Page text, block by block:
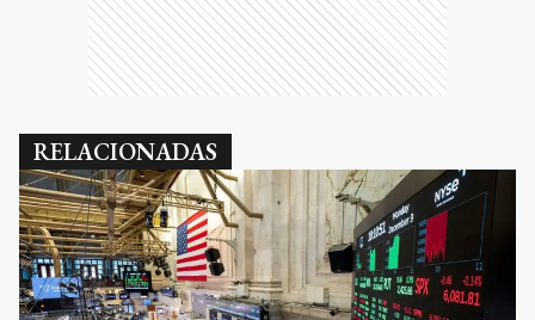
RELACIONADAS